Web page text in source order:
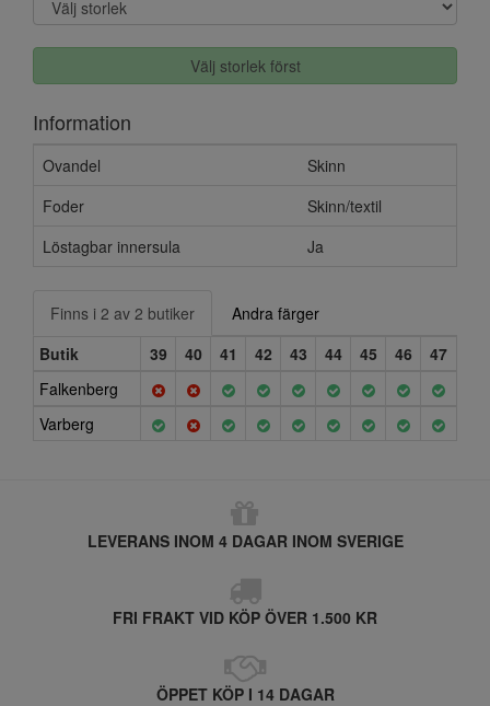
Välj storlek först
Information
Ovandel
Skinn
Foder
Skinn/textil
Löstagbar innersula
Ja
Finns i 2 av 2 butiker
Andra färger
Butik
39 40 41 42 43 44 45 46
47
Falkenberg
Varberg
LEVERANS INOM 4 DAGAR INOM SVERIGE
FRI FRAKT VID KÖP ÖVER 1.500 KR
ÖPPET KÖP I 14 DAGAR